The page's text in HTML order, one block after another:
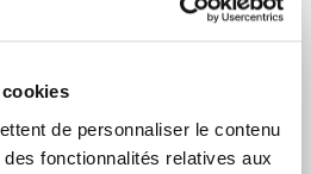
de personnaliser le contenu
fonctionnalités relatives aux
des newsletters et
is the main